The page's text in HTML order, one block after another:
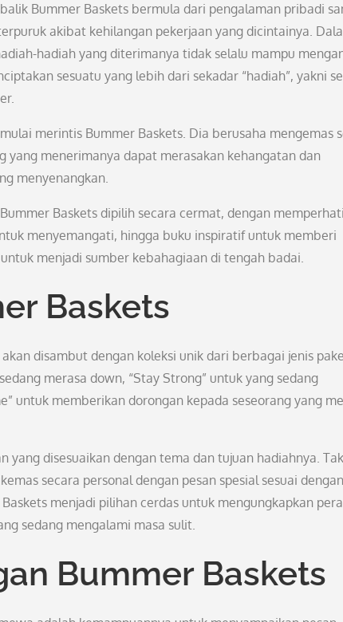
Bummer Baskets bermula dari pengalaman pribadi
akibat kehilangan pekerjaan yang dicintainya.
hadiah yang diterimanya tidak selalu mampu
sesuatu yang lebih dari sekadar “hadiah”, yakni
merintis Bummer Baskets. Dia berusaha mengemas
menerimanya dapat merasakan kehangatan dan
menyenangkan.
Baskets dipilih secara cermat, dengan
menyemangati, hingga buku inspiratif untuk memberi
menjadi sumber kebahagiaan di tengah badai.
Baskets
disambut dengan koleksi unik dari berbagai jenis
merasa down, “Stay Strong” untuk yang sedang
untuk memberikan dorongan kepada seseorang yang
yang disesuaikan dengan tema dan tujuan hadiahnya. Tak
secara personal dengan pesan spesial sesuai dengan
menjadi pilihan cerdas untuk mengungkapkan
sedang mengalami masa sulit.
Bummer Baskets